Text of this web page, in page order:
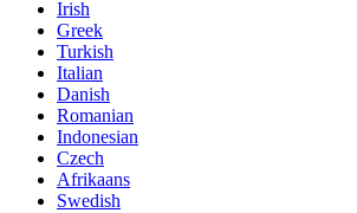
Irish
Greek
Turkish
Italian
Danish
Romanian
Indonesian
Czech
Afrikaans
Swedish